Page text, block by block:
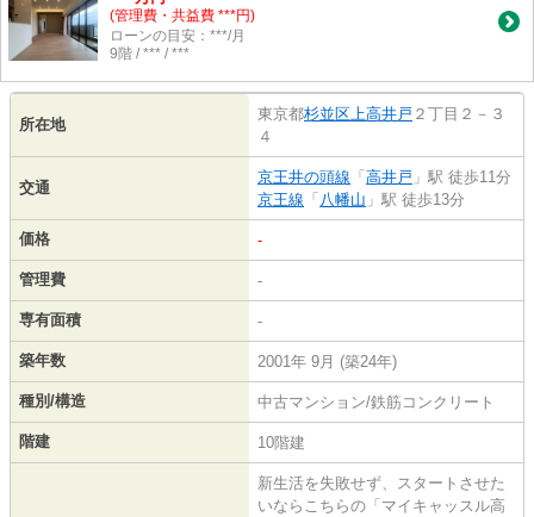
(管理費・共益費 ***円)
ローンの目安：***/月
9階 / *** / ***
所在地
東京都杉並区上高井戸 ２丁目２－３
４
交通
京王井の頭線 「 高井戸 」駅 徒歩11分
京王線 「 八幡山 」駅 徒歩13分
価格 -
管理費 -
専有面積 -
築年数 2001年 9月 (築24年)
種別/構造 中古マンション/鉄筋コンクリート
階建 10階建
新生活を失敗せず、スタートさせた
いならこちらの「マイキャッスル高